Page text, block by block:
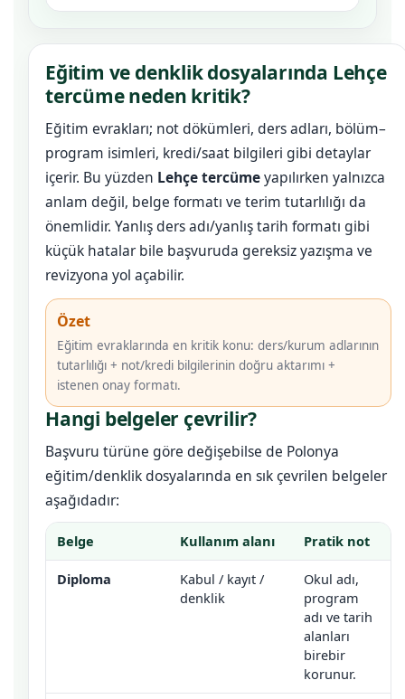
Eğitim ve denklik dosyalarında Lehçe
tercüme neden kritik?
Eğitim evrakları; not dökümleri, ders adları, bölüm–
program isimleri, kredi/saat bilgileri gibi detaylar
içerir. Bu yüzden Lehçe tercümeyapılırken yalnızca
anlam değil, belge formatı ve terim tutarlılığı da
önemlidir. Yanlış ders adı/yanlış tarih formatı gibi
küçük hatalar bile başvuruda gereksiz yazışma ve
revizyona yol açabilir.
Özet
Eğitim evraklarında en kritik konu: ders/kurum adlarının
tutarlılığı + not/kredi bilgilerinin doğru aktarımı +
istenen onay formatı.
Hangi belgeler çevrilir?
Başvuru türüne göre değişebilse de Polonya
eğitim/denklik dosyalarında en sık çevrilen belgeler
aşağıdadır:
Belge Kullanım alanı Pratik not
Diploma
Kabul / kayıt /
denklik
Okul adı,
program
adı ve tarih
alanları
birebir
korunur.